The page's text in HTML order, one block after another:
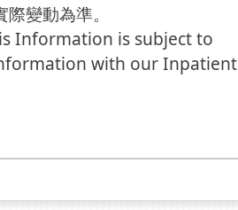
變動為準。
Information is subject to
with our Inpatient